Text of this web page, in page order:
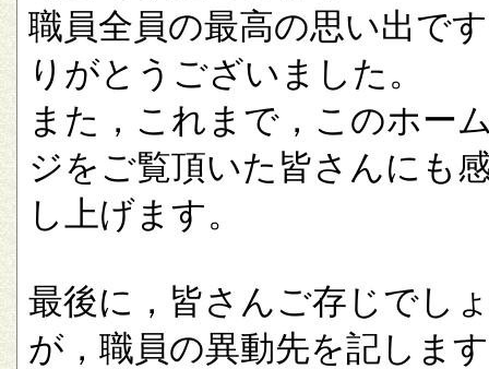
職員全員の最高の思い出で
りがとうございました。
また，これまで，このホー
ジをご覧頂いた皆さんにも
し上げます。
最後に，皆さんご存じでし
が，職員の異動先を記しま